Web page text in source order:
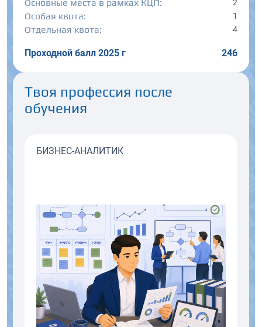
Основные места в рамках КЦП:
2
Особая квота: 1
Отдельная квота: 4
Проходной балл 2025 г 246
Твоя профессия после
обучения
БИЗНЕС-АНАЛИТИК